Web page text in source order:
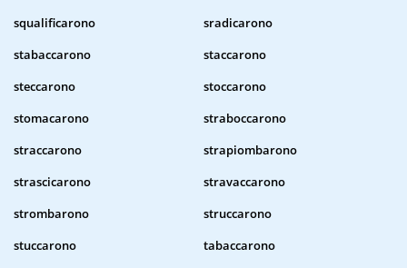
squalificarono
sradicarono
stabaccarono
staccarono
steccarono
stoccarono
stomacarono
straboccarono
straccarono
strapiombarono
strascicarono
stravaccarono
strombarono
struccarono
stuccarono
tabaccarono